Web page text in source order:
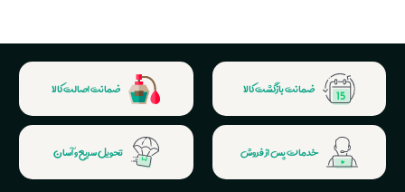
ضمانت بازگشت کالا ضمانت اصالت کالا
خدمات پس از فروش تحویل سریع و آسان